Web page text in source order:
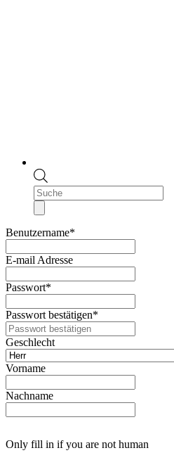
Products
search
Benutzername*
E-mail Adresse
Passwort*
Passwort bestätigen*
Geschlecht
Vorname
Nachname
Only fill in if you are not human